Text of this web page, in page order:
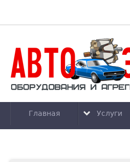
Главная Услуги